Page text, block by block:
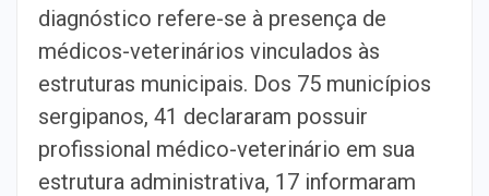
diagnóstico refere-se à presença de
médicos-veterinários vinculados às
estruturas municipais. Dos 75 municípios
sergipanos, 41 declararam possuir
profissional médico-veterinário em sua
estrutura administrativa, 17 informaram